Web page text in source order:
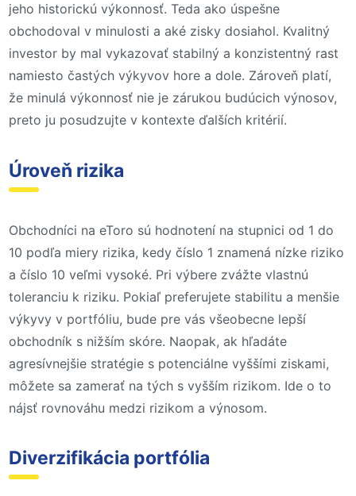
jeho historickú výkonnosť. Teda ako úspešne
obchodoval v minulosti a aké zisky dosiahol. Kvalitný
investor by mal vykazovať stabilný a konzistentný rast
namiesto častých výkyvov hore a dole. Zároveň platí,
že minulá výkonnosť nie je zárukou budúcich výnosov,
preto ju posudzujte v kontexte ďalších kritérií.
Úroveň rizika
Obchodníci na eToro sú hodnotení na stupnici od 1 do
10 podľa miery rizika, kedy číslo 1 znamená nízke riziko
a číslo 10 veľmi vysoké. Pri výbere zvážte vlastnú
toleranciu k riziku. Pokiaľ preferujete stabilitu a menšie
výkyvy v portfóliu, bude pre vás všeobecne lepší
obchodník s nižším skóre. Naopak, ak hľadáte
agresívnejšie stratégie s potenciálne vyššími ziskami,
môžete sa zamerať na tých s vyšším rizikom. Ide o to
nájsť rovnováhu medzi rizikom a výnosom.
Diverzifikácia portfólia